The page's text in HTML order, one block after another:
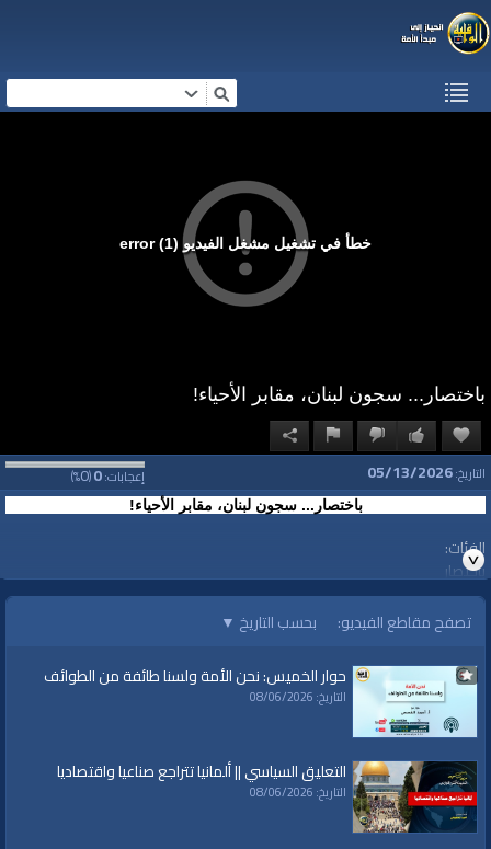
خطأ في تشغيل مشغل الفيديو (1) error
باختصار... سجون لبنان، مقابر الأحياء!
إعجابات:0
(
0
%) التاريخ:05/13/2026
باختصار... سجون لبنان، مقابر الأحياء!
الفئات:
باختصار
قنوات:
برامج الواقية
تصفح مقاطع الفيديو: بحسب التاريخ ▼
حوار الخميس: نحن الأمة ولسنا طائفة من الطوائف
التاريخ: 08/06/2026
التعليق السياسي || ألمانيا تتراجع صناعيا واقتصاديا
التاريخ: 08/06/2026